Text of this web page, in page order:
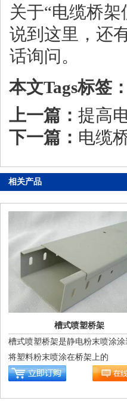
关于“电缆桥
说到这里，还
话询问。
本文Tags标签：
上一篇： 提高
下一篇： 电缆
相关产品
槽式喷塑桥架
槽式喷塑桥架是静电粉末喷涂涂
将塑料粉末喷涂在桥架上的